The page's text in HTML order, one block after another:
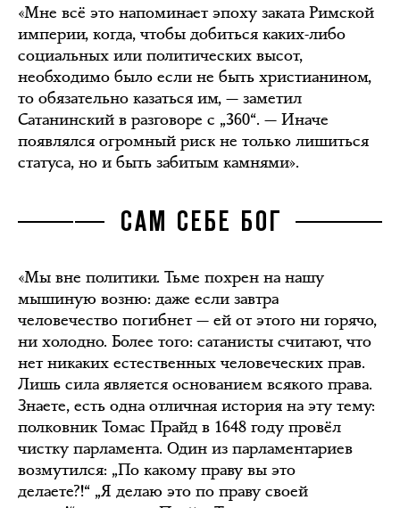
«Мне всё это напоминает эпоху заката Римской
империи, когда, чтобы добиться каких-либо
социальных или политических высот,
необходимо было если не быть христианином,
то обязательно казаться им, — заметил
Сатанинский в разговоре с „360“. — Иначе
появлялся огромный риск не только лишиться
статуса, но и быть забитым камнями».
САМ СЕБЕ БОГ
«Мы вне политики. Тьме похрен на нашу
мышиную возню: даже если завтра
человечество погибнет — ей от этого ни горячо,
ни холодно. Более того: сатанисты считают, что
нет никаких естественных человеческих прав.
Лишь сила является основанием всякого права.
Знаете, есть одна отличная история на эту тему:
полковник Томас Прайд в 1648 году провёл
чистку парламента. Один из парламентариев
возмутился: „По какому праву вы это
делаете?!“ „Я делаю это по праву своей